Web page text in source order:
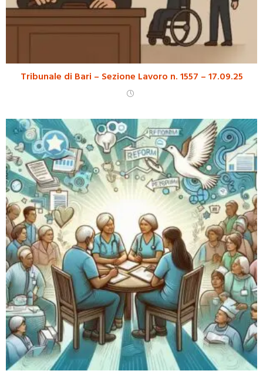
Tribunale di Bari – Sezione Lavoro n. 1557 – 17.09.25